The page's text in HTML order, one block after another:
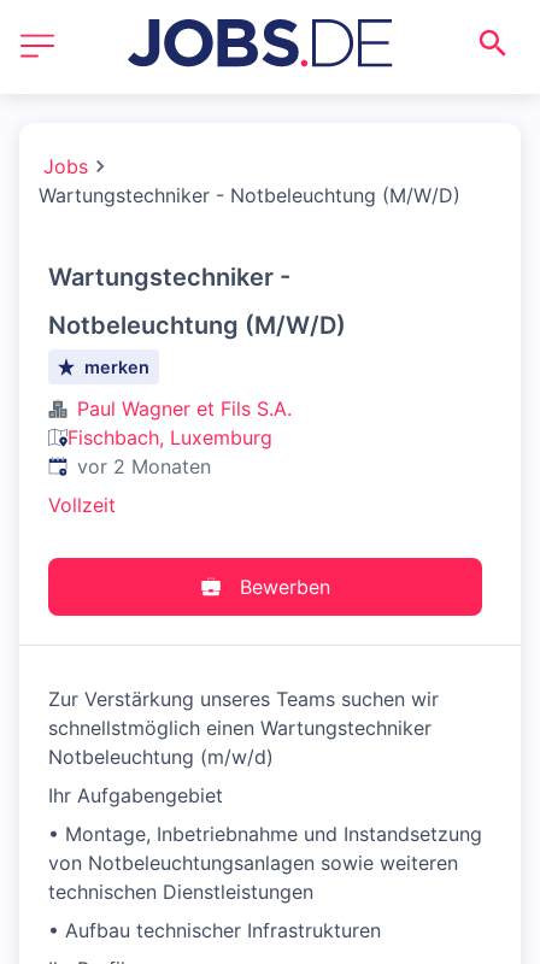
Jobs
Wartungstechniker - Notbeleuchtung (M/W/D)
Wartungstechniker -
Notbeleuchtung (M/W/D)
merken
Paul Wagner et Fils S.A.
Fischbach, Luxemburg
Veröffentlicht:
vor 2 Monaten
Vollzeit
Bewerben
Zur Verstärkung unseres Teams suchen wir
schnellstmöglich einen Wartungstechniker
Notbeleuchtung (m/w/d)
Ihr Aufgabengebiet
• Montage, Inbetriebnahme und Instandsetzung
von Notbeleuchtungsanlagen sowie weiteren
technischen Dienstleistungen
• Aufbau technischer Infrastrukturen